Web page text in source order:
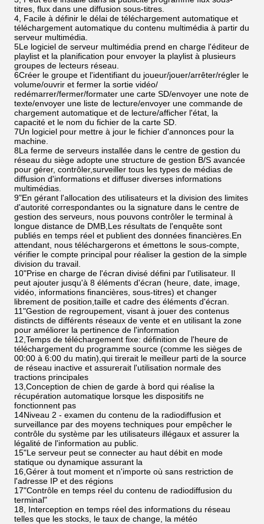
titres, flux dans une diffusion sous-titres.
4, Facile à définir le délai de téléchargement automatique et
téléchargement automatique du contenu multimédia à partir du
serveur multimédia.
5Le logiciel de serveur multimédia prend en charge l'éditeur de
playlist et la planification pour envoyer la playlist à plusieurs
groupes de lecteurs réseau.
6Créer le groupe et l'identifiant du joueur/jouer/arrêter/régler le
volume/ouvrir et fermer la sortie vidéo/
redémarrer/fermer/formater une carte SD/envoyer une note de
texte/envoyer une liste de lecture/envoyer une commande de
chargement automatique et de lecture/afficher l'état, la
capacité et le nom du fichier de la carte SD.
7Un logiciel pour mettre à jour le fichier d'annonces pour la
machine.
8La ferme de serveurs installée dans le centre de gestion du
réseau du siège adopte une structure de gestion B/S avancée
pour gérer, contrôler,surveiller tous les types de médias de
diffusion d'informations et diffuser diverses informations
multimédias.
9"En gérant l'allocation des utilisateurs et la division des limites
d'autorité correspondantes ou la signature dans le centre de
gestion des serveurs, nous pouvons contrôler le terminal à
longue distance de DMB,Les résultats de l'enquête sont
publiés en temps réel et publient des données financières.En
attendant, nous téléchargerons et émettons le sous-compte,
vérifier le compte principal pour réaliser la gestion de la simple
division du travail.
10"Prise en charge de l'écran divisé défini par l'utilisateur. Il
peut ajouter jusqu'à 8 éléments d'écran (heure, date, image,
vidéo, informations financières, sous-titres) et changer
librement de position,taille et cadre des éléments d'écran.
11"Gestion de regroupement, visant à jouer des contenus
distincts de différents réseaux de vente et en utilisant la zone
pour améliorer la pertinence de l'information
12,Temps de téléchargement fixe: définition de l'heure de
téléchargement du programme source (comme les sièges de
00:00 à 6:00 du matin),qui tirerait le meilleur parti de la source
de réseau inactive et assurerait l'utilisation normale des
tractions principales
13,Conception de chien de garde à bord qui réalise la
récupération automatique lorsque les dispositifs ne
fonctionnent pas
14Niveau 2 - examen du contenu de la radiodiffusion et
surveillance par des moyens techniques pour empêcher le
contrôle du système par les utilisateurs illégaux et assurer la
légalité de l'information au public.
15"Le serveur peut se connecter au haut débit en mode
statique ou dynamique assurant la
16,Gérer à tout moment et n'importe où sans restriction de
l'adresse IP et des régions
17"Contrôle en temps réel du contenu de radiodiffusion du
terminal"
18, Interception en temps réel des informations du réseau
telles que les stocks, le taux de change, la météo